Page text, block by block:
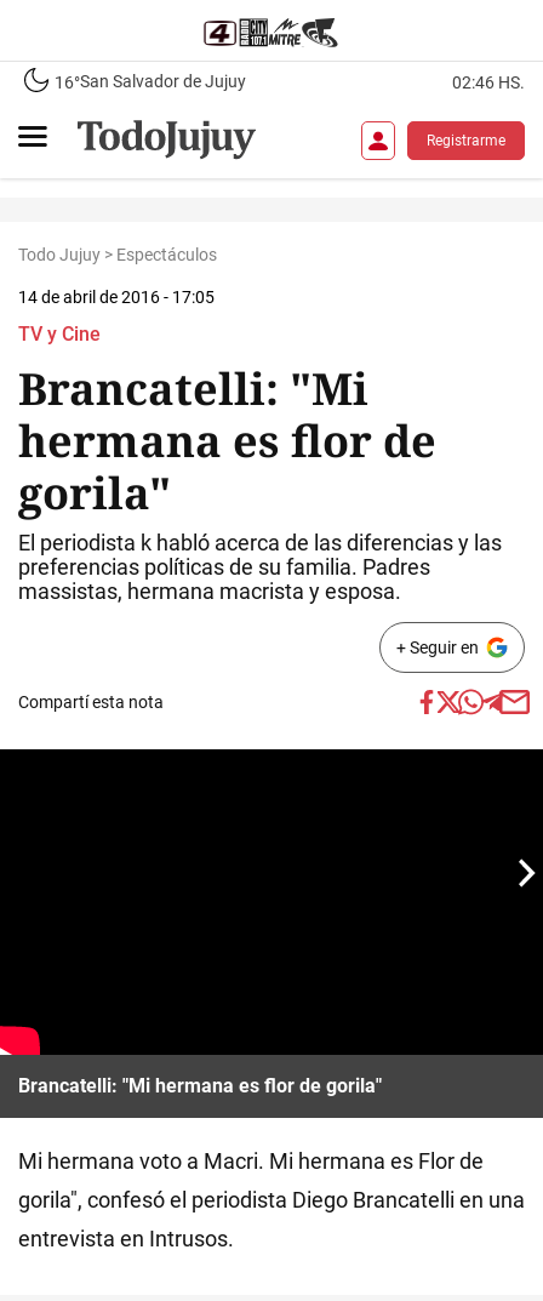
16°San Salvador de Jujuy 02:46 HS.
Registrarme
Todo Jujuy > Espectáculos
14 de abril de 2016 - 17:05
TV y Cine
Brancatelli: "Mi
hermana es flor de
gorila"
El periodista k habló acerca de las diferencias y las
preferencias políticas de su familia. Padres
massistas, hermana macrista y esposa.
+ Seguir en
Compartí esta nota
Brancatelli: "Mi hermana es flor de gorila"
Mi hermana voto a Macri. Mi hermana es Flor de
gorila", confesó el periodista Diego Brancatelli en una
entrevista en Intrusos.